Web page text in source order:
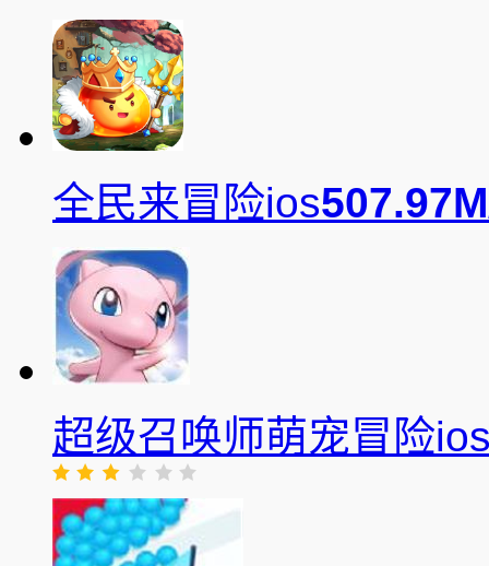
全民来冒险ios
超级召唤师萌宠冒险